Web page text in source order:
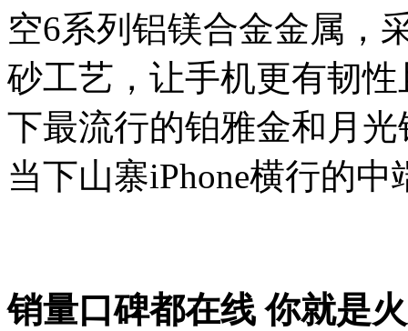
空6系列铝镁合金金属，
砂工艺，让手机更有韧
下最流行的铂雅金和月
当下山寨iPhone横行的
销量口碑都在线 你就是